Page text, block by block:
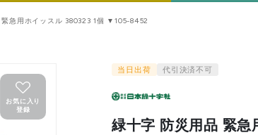
急用ホイッスル 380323 1個 ▼105-8452
お気に入り
登録
当日出荷 代引決済不可
緑十字 防災用品 緊